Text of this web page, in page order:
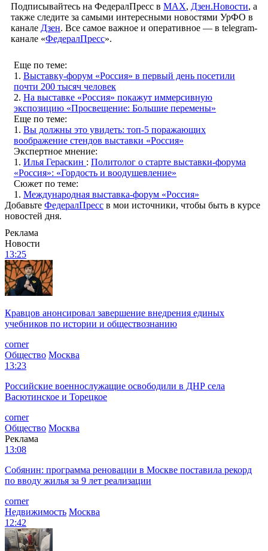
Подписывайтесь на ФедералПресс в МАХ, Дзен.Новости, а
также следите за самыми интересными новостями УрФО в
канале Дзен. Все самое важное и оперативное — в telegram-
канале «ФедералПресс».
Еще по теме:
1. Выставку-форум «Россия» в первый день посетили
почти 200 тысяч человек
2. На выставке «Россия» покажут иммерсивную
экспозицию «Просвещение: Большие перемены»
Еще по теме:
1. Вы должны это увидеть: топ-5 поражающих
воображение стендов выставки «Россия»
Экспертное мнение:
1. Илья Гераскин : Политолог о старте выставки-форума
«Россия»: «Гордость и воодушевление»
Сюжет по теме:
1. Международная выставка-форум «Россия»
Добавьте ФедералПресс в мои источники, чтобы быть в курсе
новостей дня.
Реклама
Новости
13:25
Кравцов анонсировал завершение внедрения единых
учебников по истории и обществознанию
corner
Общество Москва
13:23
Российские военнослужащие освободили в ДНР села
Васютинское и Торецкое
corner
Общество Москва
Реклама
13:08
Собянин: программа реновации в Москве поставила рекорд
по вводу жилья за 9 лет реализации
corner
Недвижимость Москва
12:42